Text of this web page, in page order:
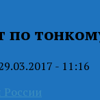
по
- 11:16
России